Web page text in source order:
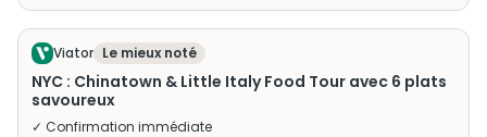
Viator Le mieux noté
NYC : Chinatown & Little Italy Food Tour avec 6 plats
savoureux
✓ Confirmation immédiate